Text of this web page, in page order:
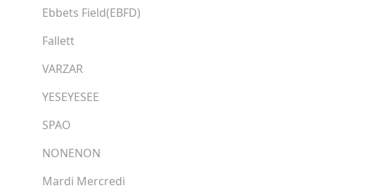
Ebbets Field(EBFD)
Fallett
VARZAR
YESEYESEE
SPAO
NONENON
Mardi Mercredi